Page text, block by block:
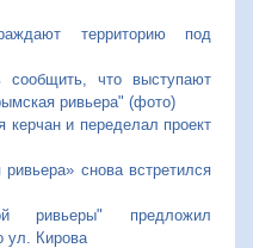
территорию под
сообщить, что выступают
ривьера" (фото)
керчан и переделал проект
снова встретился
ривьеры" предложил
ул. Кирова